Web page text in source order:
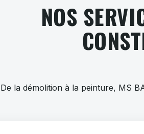
NOS
De la démolition à la peinture, MS